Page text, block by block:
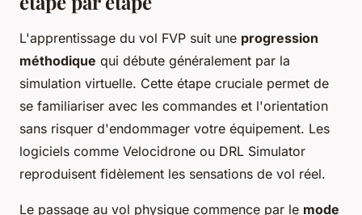
L'apprentissage du vol FVP suit une progression
méthodique qui débute généralement par la
simulation virtuelle. Cette étape cruciale permet de
se familiariser avec les commandes et l'orientation
sans risquer d'endommager votre équipement. Les
logiciels comme Velocidrone ou DRL Simulator
reproduisent fidèlement les sensations de vol réel.
Le passage au vol physique commence par le mode